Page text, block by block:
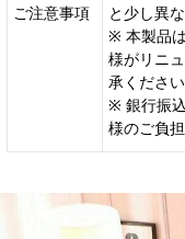
ご注意事項
と少し異
※ 本製品
様がリニ
承ください
※ 銀行振
様のご負